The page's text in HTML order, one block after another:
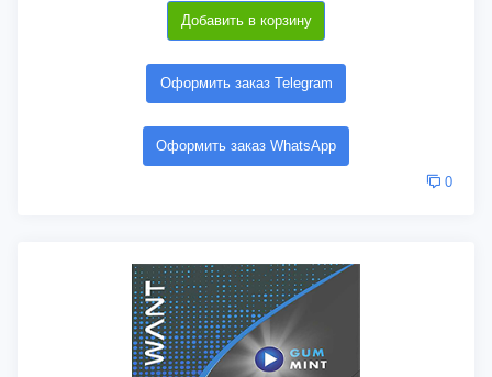
Добавить в корзину
Оформить заказ Telegram
Оформить заказ WhatsApp
0